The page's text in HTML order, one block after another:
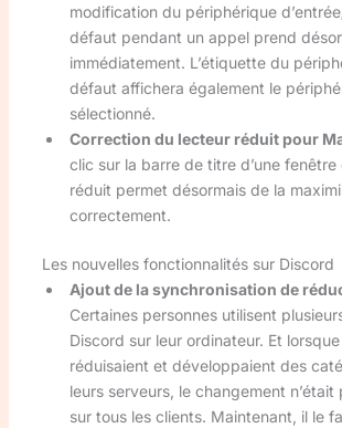
modification du périphérique
défaut pendant un appel prend
immédiatement. L’étiquette du
défaut affichera également le
sélectionné.
Correction du lecteur réduit pour
clic sur la barre de titre d’une
réduit permet désormais de la
correctement.
Les nouvelles fonctionnalités sur Discord
Ajout de la synchronisation de
Certaines personnes utilisent
Discord sur leur ordinateur. Et
réduisaient et développaient des
leurs serveurs, le changement
sur tous les clients. Maintenant, il le